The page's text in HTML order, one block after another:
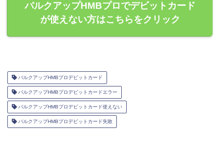
バルクアップHMBプロでデビットカード
が使えない方はこちらをクリック
バルクアップHMBプロデビットカード
バルクアップHMBプロデビットカードエラー
バルクアップHMBプロデビットカード使えない
バルクアップHMBプロデビットカード失敗